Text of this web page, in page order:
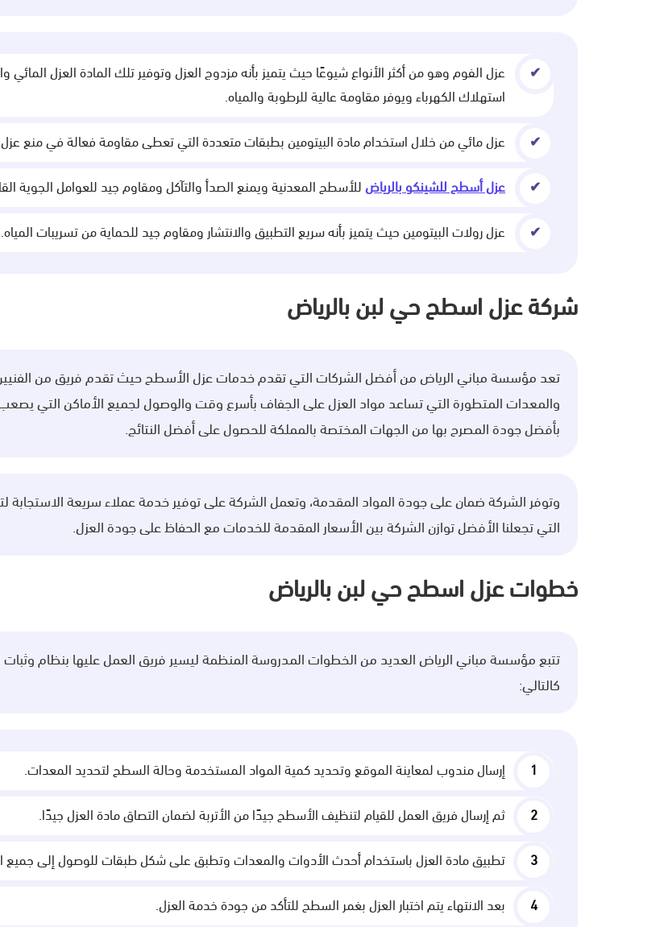
عزل الفوم وهو من أكثر الأنواع شيوعًا حيث يتميز بأنه مزدوج العزل وتوفير تلك المادة العزل
استهلاك الكهرباء ويوفر مقاومة عالية للرطوبة والمياه.
عزل مائي من خلال استخدام مادة البيتومين بطبقات متعددة التي تعطى مقاومة فعالة في منع عزل
عزل أسطح للشينكو بالرياضللأسطح المعدنية ويمنع الصدأ والتآكل ومقاوم جيد للعوامل الجوية
عزل رولات البيتومين حيث يتميز بأنه سريع التطبيق والانتشار ومقاوم جيد للحماية من تسريبات المياه.
شركة عزل اسطح حي لبن بالرياض
تعد مؤسسة مباني الرياض من أفضل الشركات التي تقدم خدمات عزل الأسطح حيث تقدم فريق من
والمعدات المتطورة التي تساعد مواد العزل على الجفاف بأسرع وقت والوصول لجميع الأماكن التي يصعب
بأفضل جودة المصرح بها من الجهات المختصة بالمملكة للحصول على أفضل النتائج.
وتوفر الشركة ضمان على جودة المواد المقدمة، وتعمل الشركة على توفير خدمة عملاء سريعة
التي تجعلنا الأفضل توازن الشركة بين الأسعار المقدمة للخدمات مع الحفاظ على جودة العزل.
خطوات عزل اسطح حي لبن بالرياض
تتبع مؤسسة مباني الرياض العديد من الخطوات المدروسة المنظمة ليسير فريق العمل عليها بنظام
كالتالي:
إرسال مندوب لمعاينة الموقع وتحديد كمية المواد المستخدمة وحالة السطح لتحديد المعدات.
ثم إرسال فريق العمل للقيام لتنظيف الأسطح جيدًا من الأتربة لضمان التصاق مادة العزل جيدًا.
تطبيق مادة العزل باستخدام أحدث الأدوات والمعدات وتطبق على شكل طبقات للوصول إلى جميع
بعد الانتهاء يتم اختبار العزل بغمر السطح للتأكد من جودة خدمة العزل.